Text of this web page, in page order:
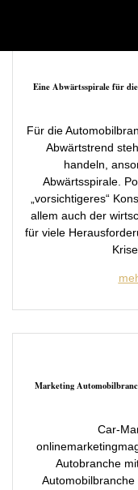
Eine Abwärtsspirale für
Für die
Abwärtstrend
handeln,
Abwärtsspirale.
„vorsichtigeres“
allem auch der
für viele
Marketing
Car-
Autobranche